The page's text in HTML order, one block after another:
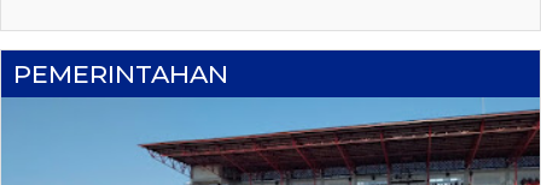
PEMERINTAHAN